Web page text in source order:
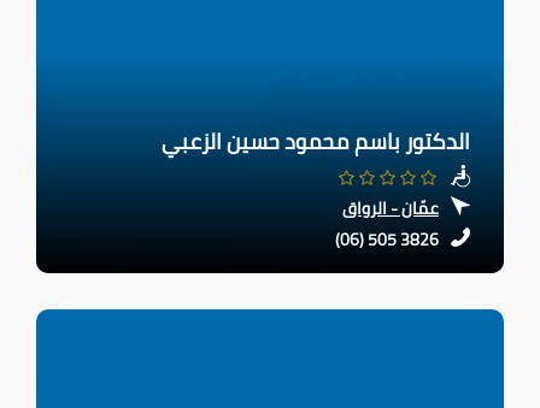
الدكتور باسم محمود حسين الزعبي
عمّان - الرواق
(06) 505 3826